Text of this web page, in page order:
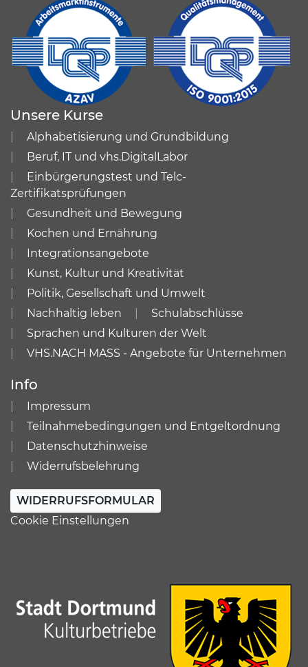
Unsere Kurse
Alphabetisierung und Grundbildung
Beruf, IT und vhs.DigitalLabor
Einbürgerungstest und Telc-
Zertifikatsprüfungen
Gesundheit und Bewegung
Kochen und Ernährung
Integrationsangebote
Kunst, Kultur und Kreativität
Politik, Gesellschaft und Umwelt
Nachhaltig leben
Schulabschlüsse
Sprachen und Kulturen der Welt
VHS.NACH MASS - Angebote für Unternehmen
Info
Impressum
Teilnahmebedingungen und Entgeltordnung
Datenschutzhinweise
Widerrufsbelehrung
WIDERRUFSFORMULAR
Cookie Einstellungen